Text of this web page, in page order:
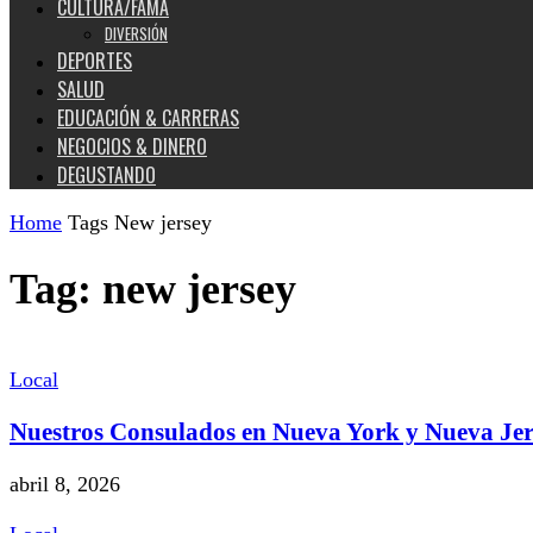
CULTURA/FAMA
DIVERSIÓN
DEPORTES
SALUD
EDUCACIÓN & CARRERAS
NEGOCIOS & DINERO
DEGUSTANDO
Home Tags New jersey
Tag: new jersey
Local
Nuestros Consulados en Nueva York y Nueva
abril 8, 2026